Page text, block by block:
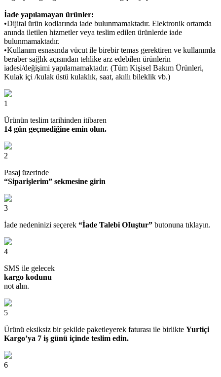
İade yapılamayan ürünler:
•Dijital ürün kodlarında iade bulunmamaktadır. Elektronik ortamda
anında iletilen hizmetler veya teslim edilen ürünlerde iade
bulunmamaktadır.
•Kullanım esnasında vücut ile birebir temas gerektiren ve kullanımla
beraber sağlık açısından tehlike arz edebilen ürünlerin
iadesi/değişimi yapılamamaktadır. (Tüm Kişisel Bakım Ürünleri,
Kulak içi /kulak üstü kulaklık, saat, akıllı bileklik vb.)
1
Ürünün teslim tarihinden itibaren
14 gün geçmediğine emin olun.
2
Pasaj üzerinde
“Siparişlerim” sekmesine girin
3
İade nedeninizi seçerek “İade Talebi OIuştur” butonuna tıklayın.
4
SMS ile gelecek
kargo kodunu
not alın.
5
Ürünü eksiksiz bir şekilde paketleyerek faturası ile birlikte Yurtiçi
Kargo’ya 7 iş günü içinde teslim edin.
6